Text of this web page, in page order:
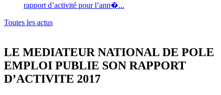
rapport d’activité pour l’ann�...
Toutes les actus
LE MEDIATEUR NATIONAL DE POLE
EMPLOI PUBLIE SON RAPPORT
D’ACTIVITE 2017